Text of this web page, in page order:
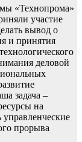
«Технопрома»
участие
вывод о
и принятия
деловой
задача –
на
прорыва